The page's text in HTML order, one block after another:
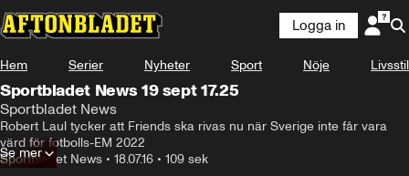
Logga in
Hem Serier Nyheter Sport Nöje Livsstil
Sportbladet News 19 sept 17.25
Sportbladet News
Robert Laul tycker att Friends ska rivas nu när Sverige inte får vara
värd för fotbolls-EM 2022
Sportbladet News • 18.07.16 • 109 sek
Se mer